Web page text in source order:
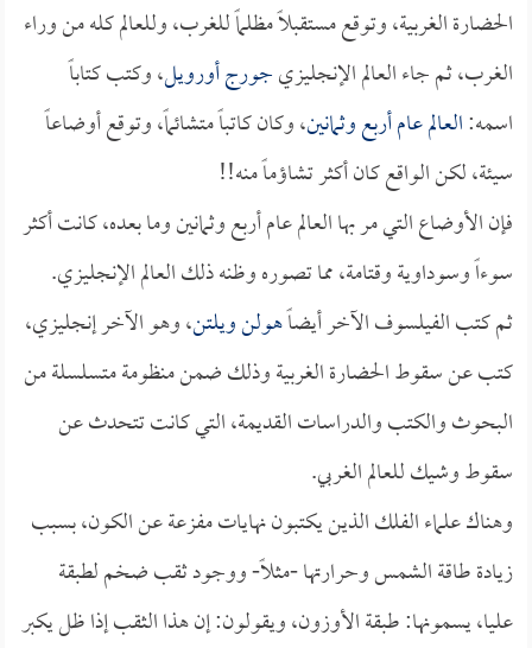
الحضارة الغربية، وتوقع مستقبلاً مظلماً للغرب، وللعالم كله من وراء
الغرب، ثم جاء العالم الإنجليزيجورج أورويل، وكتب كتاباً
اسمه:العالم عام أربع وثمانين، وكان كاتباً متشائماً، وتوقع أوضاعاً
سيئة، لكن الواقع كان أكثر تشاؤماً منه!!
فإن الأوضاع التي مر بها العالم عام أربع وثمانين وما بعده، كانت أكثر
سوءاً وسوداوية وقتامة، مما تصوره وظنه ذلك العالم الإنجليزي.
ثم كتب الفيلسوف الآخر أيضاًهولن ويلتن، وهو الآخر إنجليزي،
كتب عن سقوط الحضارة الغربية وذلك ضمن منظومة متسلسلة من
البحوث والكتب والدراسات القديمة، التي كانت تتحدث عن
سقوط وشيك للعالم الغربي.
وهناك علماء الفلك الذين يكتبون نهايات مفزعة عن الكون، بسبب
زيادة طاقة الشمس وحرارتها -مثلاً- ووجود ثقب ضخم لطبقة
عليا، يسمونها: طبقة الأوزون، ويقولون: إن هذا الثقب إذا ظل يكبر